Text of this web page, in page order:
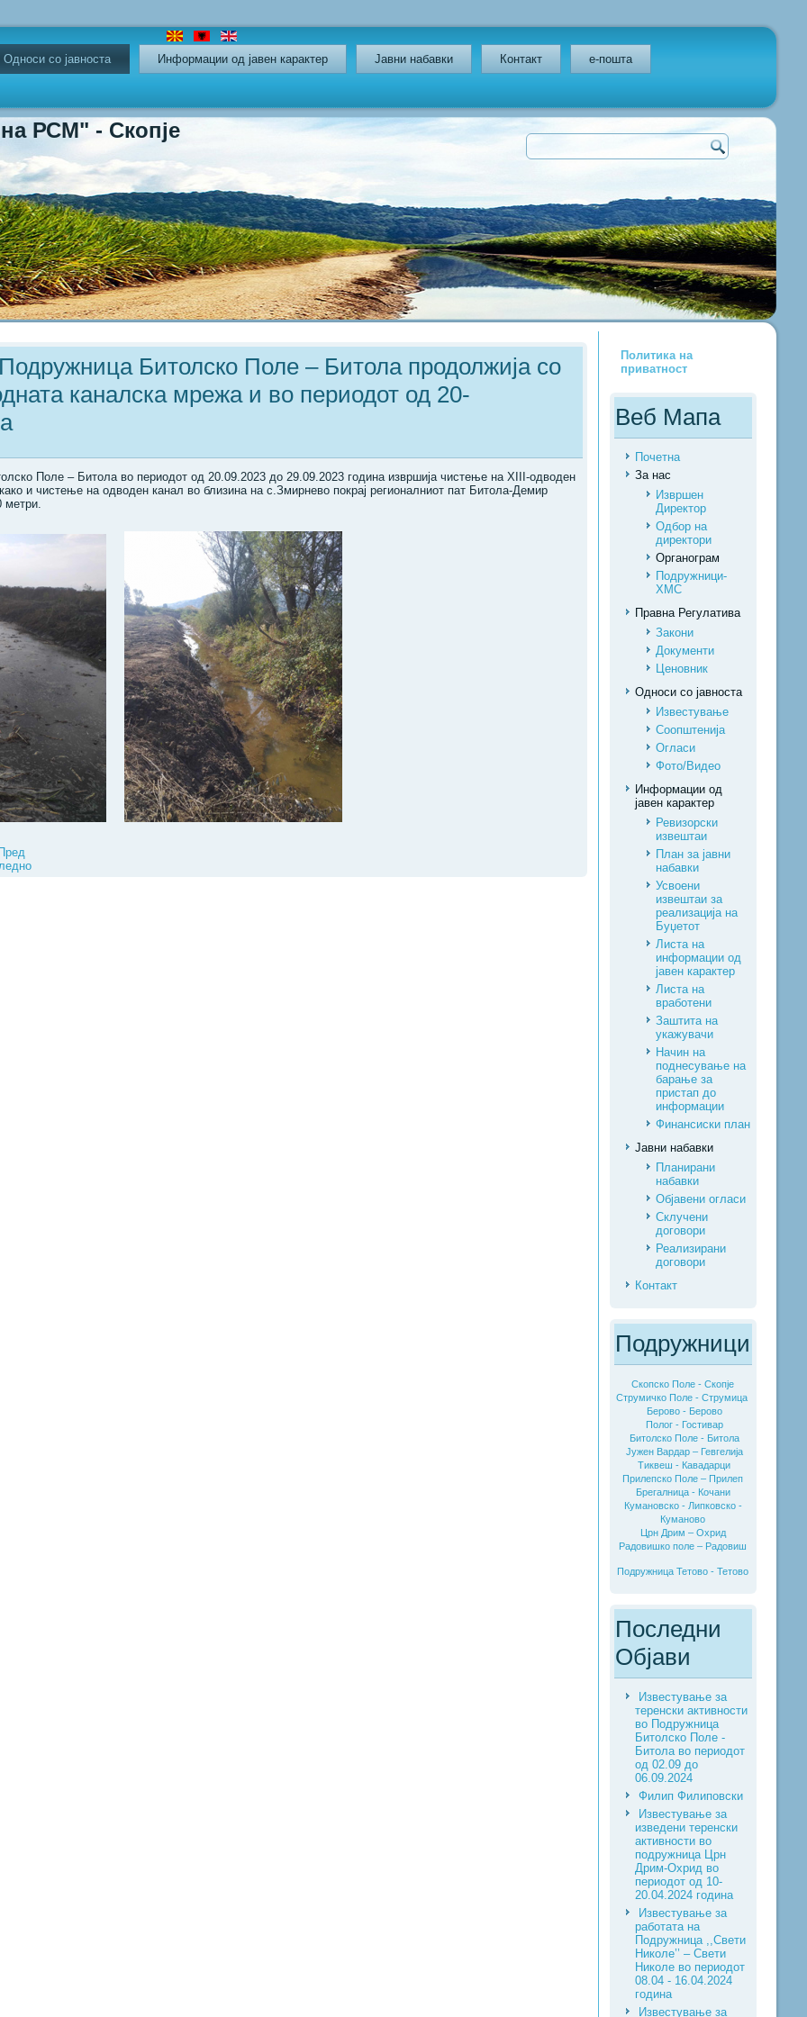
Oдноси со јавноста Информации од јавен карактер Јавни набавки Контакт e-пошта
- Скопје
Битолско Поле – Битола продолжија со
каналска мрежа и во периодот од 20-
Поле – Битола во периодот од 20.09.2023 до 29.09.2023 година извршија чистење на XIII-одводен
и чистење на одводен канал во близина на с.Змирнево покрај регионалниот пат Битола-Демир
метри.
Политика на
приватност
Веб Мапа
Почетна
За нас
Извршен
Директор
Одбор на
директори
Органограм
Подружници-
ХМС
Правна Регулатива
Закони
Документи
Ценовник
Односи со јавноста
Известување
Соопштенија
Огласи
Фото/Видео
Информации од
јавен карактер
Ревизорски
извештаи
План за јавни
набавки
Усвоени
извештаи за
реализација на
Буџетот
Листа на
информации од
јавен карактер
Листа на
вработени
Заштита на
укажувачи
Начин на
поднесување на
барање за
пристап до
информации
Финансиски план
Јавни набавки
Планирани
набавки
Објавени огласи
Склучени
договори
Реализирани
договори
Контакт
Подружници
Скопско Поле - Скопје
Струмичко Поле - Струмица
Берово - Берово
Полог - Гостивар
Битолско Поле - Битола
Јужен Вардар – Гевгелија
Тиквеш - Кавадарци
Прилепско Поле – Прилеп
Брегалница - Кочани
Кумановско - Липковско -
Куманово
Црн Дрим – Охрид
Радовишко поле – Радовиш
Подружница Тетово - Тетово
Последни
Објави
Известување за
теренски активности
во Подружница
Битолско Поле -
Битола во периодот
од 02.09 до
06.09.2024
Филип Филиповски
Известување за
изведени теренски
активности во
подружница Црн
Дрим-Охрид во
периодот од 10-
20.04.2024 година
Известување за
работата на
Подружница ,,Свети
Николе’’ – Свети
Николе во периодот
08.04 - 16.04.2024
година
Известување за